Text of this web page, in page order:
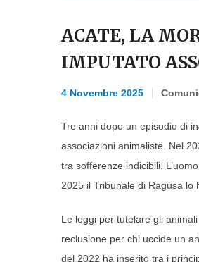
ACATE, LA
IMPUTATO
4 Novembre 2025
Tre anni dopo un episodio di
associazioni animaliste. Nel
tra sofferenze indicibili.
2025 il Tribunale di Ragusa lo
Le leggi per tutelare gli
reclusione per chi uccide un
del 2022 ha inserito tra i